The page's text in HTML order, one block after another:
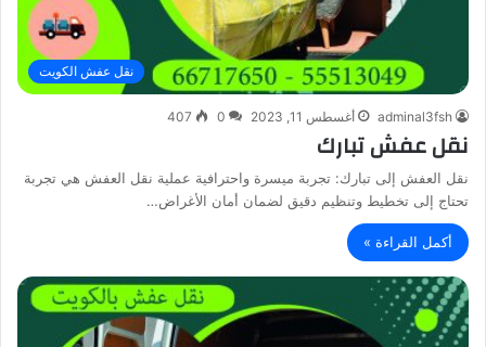
نقل عفش الكويت
adminal3fsh أغسطس 11, 2023 0
407
نقل عفش تبارك
نقل العفش إلى تبارك: تجربة ميسرة واحترافية عملية نقل العفش هي تجربة
تحتاج إلى تخطيط وتنظيم دقيق لضمان أمان الأغراض…
أكمل القراءة »